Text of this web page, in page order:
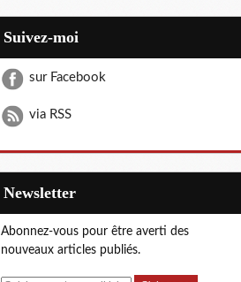
Suivez-moi
sur Facebook
via RSS
Newsletter
Abonnez-vous pour être averti des
nouveaux articles publiés.